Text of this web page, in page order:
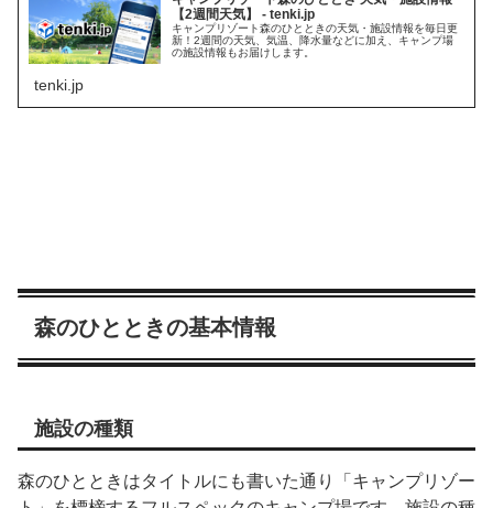
【2週間天気】 - tenki.jp
キャンプリゾート森のひとときの天気・施設情報を毎日更
新！2週間の天気、気温、降水量などに加え、キャンプ場
の施設情報もお届けします。
tenki.jp
森のひとときの基本情報
施設の種類
森のひとときはタイトルにも書いた通り「キャンプリゾー